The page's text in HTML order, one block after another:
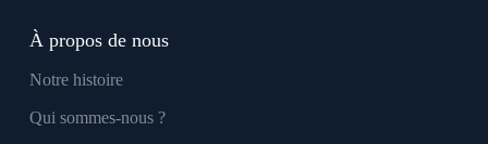
À propos de nous
Notre histoire
Qui sommes-nous ?